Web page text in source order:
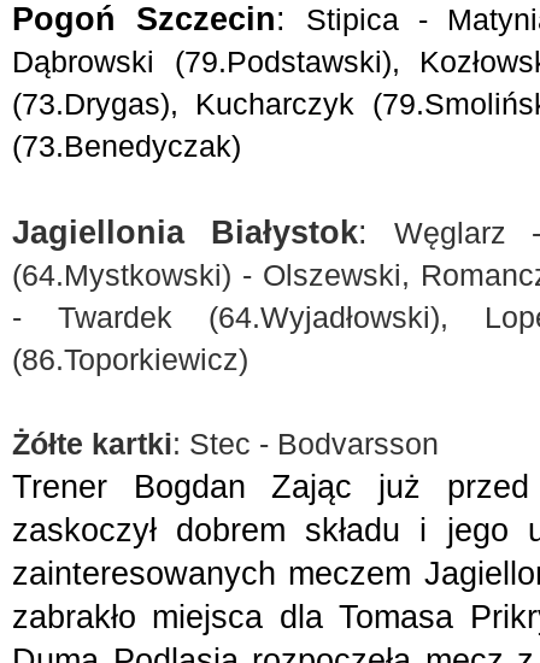
Pogoń Szczecin: Stipica -
Dąbrowski (79.Podstawski),
(73.Drygas), Kucharczyk
(73.Benedyczak)
Jagiellonia Białystok: Węglarz
(64.Mystkowski) - Olszewski,
- Twardek (64.Wyjadłowski),
(86.Toporkiewicz)
Żółte kartki: Stec - Bodvarsson
Trener Bogdan Zając już przed
zaskoczył dobrem składu i jego
zainteresowanych meczem
zabrakło miejsca dla Tomasa